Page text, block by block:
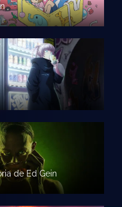
de Ed Gein